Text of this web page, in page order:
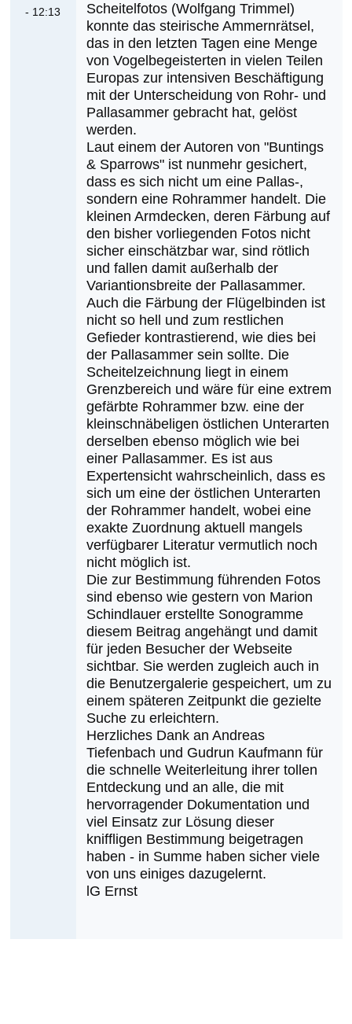
von
- 12:13
Scheitelfotos (Wolfgang Trimmel)
konnte das steirische Ammernrätsel,
das in den letzten Tagen eine Menge
von Vogelbegeisterten in vielen Teilen
Europas zur intensiven Beschäftigung
mit der Unterscheidung von Rohr- und
Pallasammer gebracht hat, gelöst
werden.
Laut einem der Autoren von "Buntings
& Sparrows" ist nunmehr gesichert,
dass es sich nicht um eine Pallas-,
sondern eine Rohrammer handelt. Die
kleinen Armdecken, deren Färbung auf
den bisher vorliegenden Fotos nicht
sicher einschätzbar war, sind rötlich
und fallen damit außerhalb der
Variantionsbreite der Pallasammer.
Auch die Färbung der Flügelbinden ist
nicht so hell und zum restlichen
Gefieder kontrastierend, wie dies bei
der Pallasammer sein sollte. Die
Scheitelzeichnung liegt in einem
Grenzbereich und wäre für eine extrem
gefärbte Rohrammer bzw. eine der
kleinschnäbeligen östlichen Unterarten
derselben ebenso möglich wie bei
einer Pallasammer. Es ist aus
Expertensicht wahrscheinlich, dass es
sich um eine der östlichen Unterarten
der Rohrammer handelt, wobei eine
exakte Zuordnung aktuell mangels
verfügbarer Literatur vermutlich noch
nicht möglich ist.
Die zur Bestimmung führenden Fotos
sind ebenso wie gestern von Marion
Schindlauer erstellte Sonogramme
diesem Beitrag angehängt und damit
für jeden Besucher der Webseite
sichtbar. Sie werden zugleich auch in
die Benutzergalerie gespeichert, um zu
einem späteren Zeitpunkt die gezielte
Suche zu erleichtern.
Herzliches Dank an Andreas
Tiefenbach und Gudrun Kaufmann für
die schnelle Weiterleitung ihrer tollen
Entdeckung und an alle, die mit
hervorragender Dokumentation und
viel Einsatz zur Lösung dieser
kniffligen Bestimmung beigetragen
haben - in Summe haben sicher viele
von uns einiges dazugelernt.
lG Ernst